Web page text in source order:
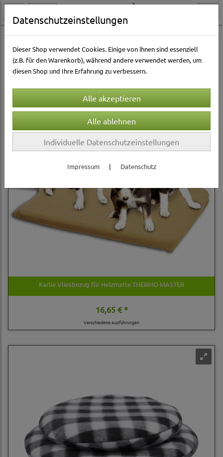
Hundewelt Betten & Körbe Heizmatten & Thermodecken
Sortierung wählen
Karlie Vliesbezug für Heizmatte THERMO MASTER
16,65 € *
Verschiedene Ausführungen
Datenschutzeinstellungen
Dieser Shop verwendet Cookies. Einige von ihnen sind essenziell
(z.B. für den Warenkorb), während andere verwendet werden, um
diesen Shop und Ihre Erfahrung zu verbessern.
Individuelle Datenschutzeinstellungen
Impressum | Datenschutz